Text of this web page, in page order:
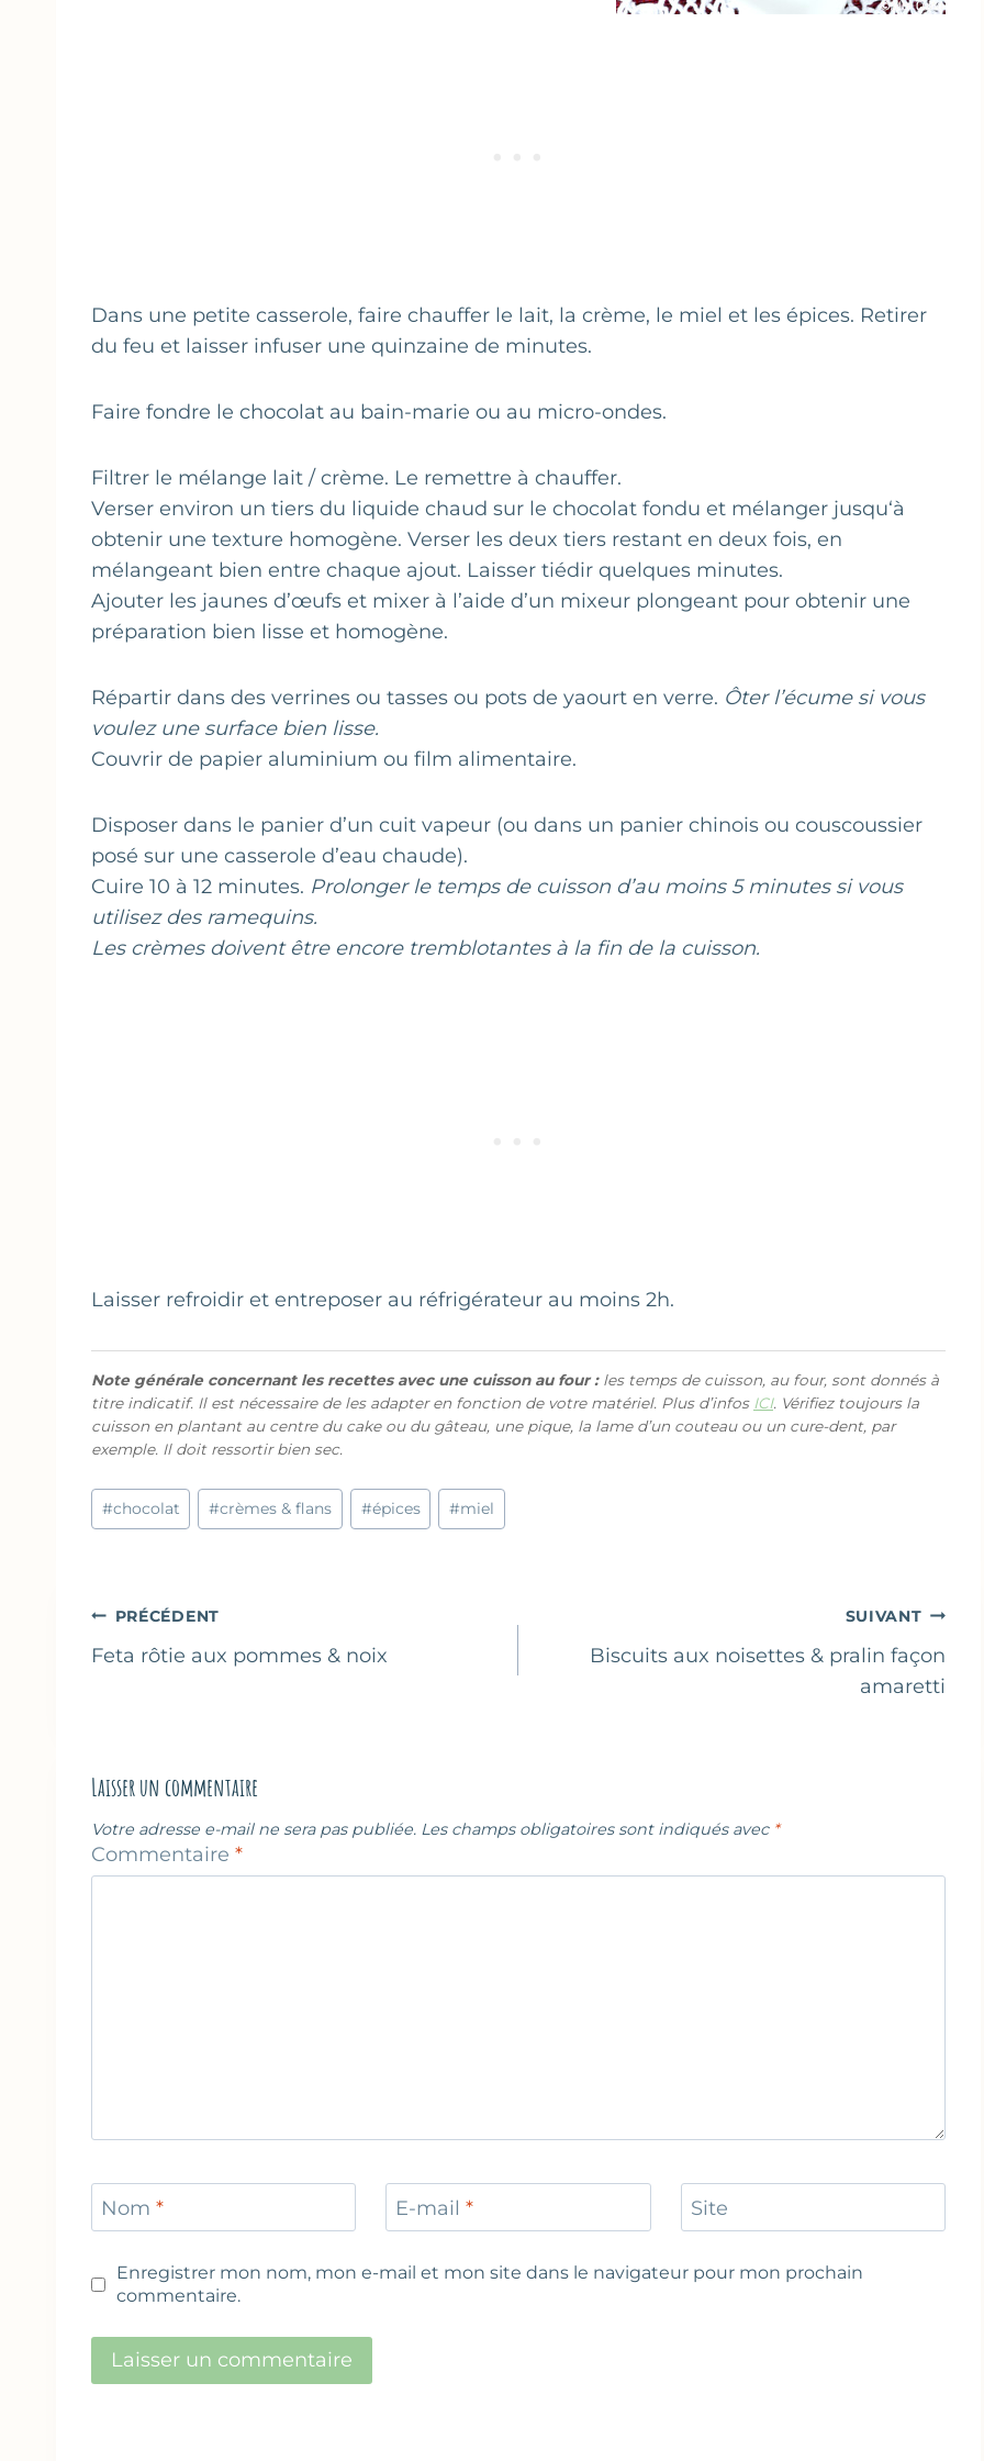
Dans une petite casserole, faire chauffer le lait, la crème, le miel et les épices. Retirer
du feu et laisser infuser une quinzaine de minutes.
Faire fondre le chocolat au bain-marie ou au micro-ondes.
Filtrer le mélange lait / crème. Le remettre à chauffer.
Verser environ un tiers du liquide chaud sur le chocolat fondu et mélanger jusqu‘à
obtenir une texture homogène. Verser les deux tiers restant en deux fois, en
mélangeant bien entre chaque ajout. Laisser tiédir quelques minutes.
Ajouter les jaunes d’œufs et mixer à l’aide d’un mixeur plongeant pour obtenir une
préparation bien lisse et homogène.
Répartir dans des verrines ou tasses ou pots de yaourt en verre. Ôter l’écume si vous
voulez une surface bien lisse.
Couvrir de papier aluminium ou film alimentaire.
Disposer dans le panier d’un cuit vapeur (ou dans un panier chinois ou couscoussier
posé sur une casserole d’eau chaude).
Cuire 10 à 12 minutes. Prolonger le temps de cuisson d’au moins 5 minutes si vous
utilisez des ramequins.
Les crèmes doivent être encore tremblotantes à la fin de la cuisson.
Laisser refroidir et entreposer au réfrigérateur au moins 2h.
Note générale concernant les recettes avec une cuisson au four :les temps de cuisson, au four, sont donnés à
titre indicatif. Il est nécessaire de les adapter en fonction de votre matériel. Plus d’infos ICI. Vérifiez toujours la
cuisson en plantant au centre du cake ou du gâteau, une pique, la lame d’un couteau ou un cure-dent, par
exemple. Il doit ressortir bien sec.
Étiquettes
de
#chocolat #crèmes & flans #épices #miel
Navigation
de
PRÉCÉDENT
Feta rôtie aux pommes & noix
SUIVANT
Biscuits aux noisettes & pralin façon
amaretti
Laisser un commentaire
Votre adresse e-mail ne sera pas publiée. Les champs obligatoires sont indiqués avec *
Commentaire *
Nom * E-mail* Site
Enregistrer mon nom, mon e-mail et mon site dans le navigateur pour mon prochain
commentaire.